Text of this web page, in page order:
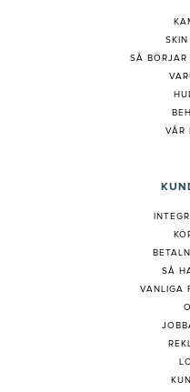
SÅ BÖRJAR
VÅR
SÅ
VANLIGA